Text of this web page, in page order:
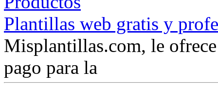
Plantillas web gratis y
Misplantillas.com, le
pago para la